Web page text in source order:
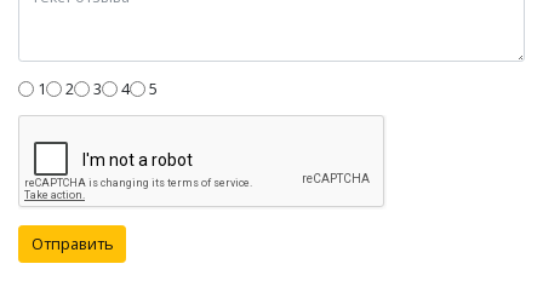
1 2 3 4 5
Отправить